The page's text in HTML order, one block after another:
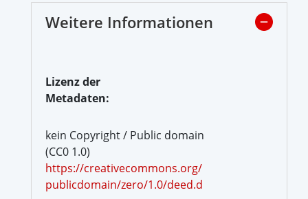
Weitere Informationen
Lizenz der
Metadaten:
kein Copyright / Public domain
(CC0 1.0)
https://creativecommons.org/
publicdomain/zero/1.0/deed.d